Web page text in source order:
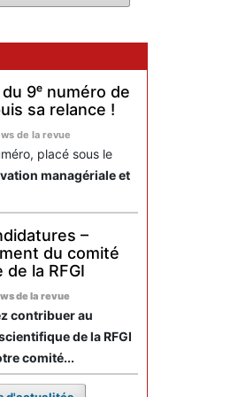
9ᵉ numéro de
sa relance !
de la revue
placé sous le
managériale et
–
du comité
la RFGI
de la revue
contribuer au
de la RFGI
comité...